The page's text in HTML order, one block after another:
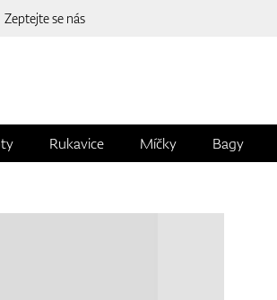
Zeptejte se nás
Rukavice Míčky Bagy